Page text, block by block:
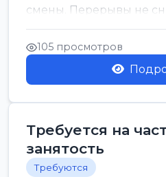
смены. Перерывы не
для всех...
105 просмотров
Требуется на
занятость
Требуются